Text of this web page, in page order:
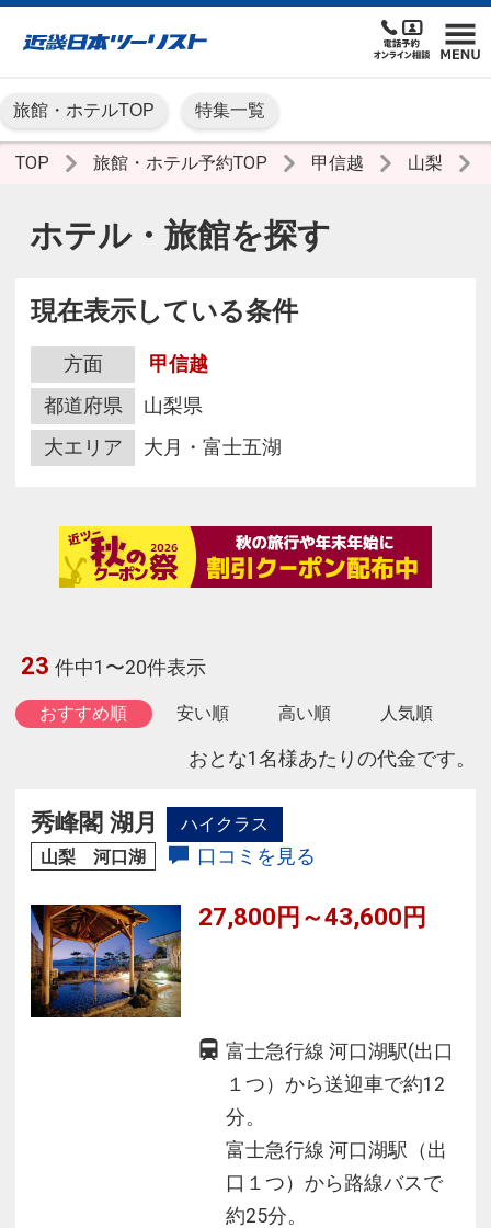
旅館・ホテルTOP 特集一覧
TOP 旅館・ホテル予約TOP 甲信越 山梨
ホテル・旅館を探す
現在表示している条件
方面
甲信越
都道府県
山梨県
大エリア
大月・富士五湖
23 件中1〜20件表示
おすすめ順 安い順 高い順 人気順
おとな1名様あたりの代金です。
秀峰閣 湖月
ハイクラス
山梨 河口湖
口コミを見る
27,800円～43,600円
富士急行線 河口湖駅(出口
１つ）から送迎車で約12
分。
富士急行線 河口湖駅（出
口１つ）から路線バスで
約25分。